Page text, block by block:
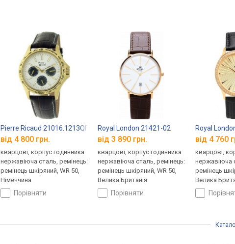
Pierre Ricaud 21016.1213QF
від 4 800 грн.
кварцові, корпус годинника
нержавіюча сталь, ремінець:
ремінець шкіряний, WR 50,
Німеччина
порівняти
Royal London 21421-02
від 3 890 грн.
кварцові, корпус годинника
нержавіюча сталь, ремінець:
ремінець шкіряний, WR 50,
Велика Британія
порівняти
Royal
від 4 760
кварцові,
нержавіюча
ремінець
Велика